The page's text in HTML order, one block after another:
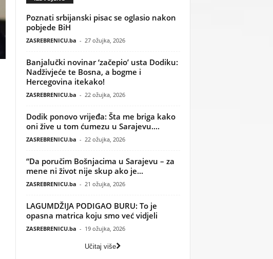
Poznati srbijanski pisac se oglasio nakon
pobjede BiH
ZASREBRENICU.ba - 27 ožujka, 2026
Banjalučki novinar ‘začepio’ usta Dodiku:
Nadživjeće te Bosna, a bogme i
Hercegovina itekako!
ZASREBRENICU.ba - 22 ožujka, 2026
Dodik ponovo vrijeđa: Šta me briga kako
oni žive u tom ćumezu u Sarajevu....
ZASREBRENICU.ba - 22 ožujka, 2026
“Da poručim Bošnjacima u Sarajevu – za
mene ni život nije skup ako je...
ZASREBRENICU.ba - 21 ožujka, 2026
LAGUMDŽIJA PODIGAO BURU: To je
opasna matrica koju smo već vidjeli
ZASREBRENICU.ba - 19 ožujka, 2026
Učitaj više